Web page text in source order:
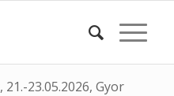
23.05.2026, Gyor